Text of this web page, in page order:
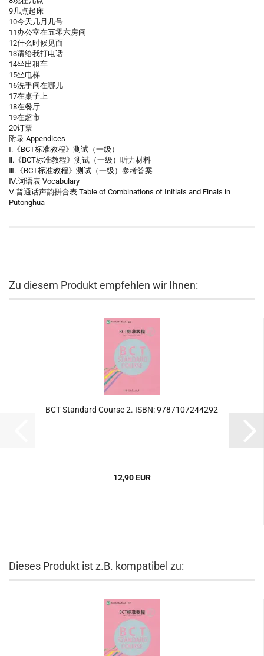
9几点起床
10今天几月几号
11办公室在五零六房间
12什么时候见面
13请给我打电话
14坐出租车
15坐电梯
16洗手间在哪儿
17在桌子上
18在餐厅
19在超市
20订票
附录 Appendices
Ⅰ.《BCT标准教程》测试（一级）
Ⅱ.《BCT标准教程》测试（一级）听力材料
Ⅲ.《BCT标准教程》测试（一级）参考答案
Ⅳ.词语表 Vocabulary
Ⅴ.普通话声韵拼合表 Table of Combinations of Initials and Finals in
Putonghua
Zu diesem Produkt empfehlen wir Ihnen:
BCT Standard Course 2. ISBN: 9787107244292
12,90 EUR
Dieses Produkt ist z.B. kompatibel zu: